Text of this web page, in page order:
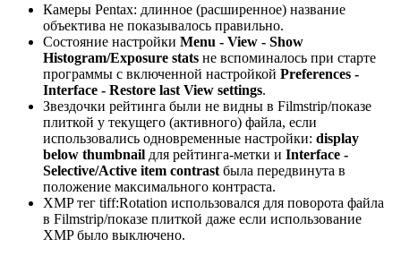
Камеры Pentax: длинное (расширенное) название
объектива не показывалось правильно.
Состояние настройки Menu - View - Show
Histogram/Exposure stats не вспоминалось при старте
программы с включенной настройкой Preferences -
Interface - Restore last View settings.
Звездочки рейтинга были не видны в Filmstrip/показе
плиткой у текущего (активного) файла, если
использовались одновременные настройки: display
below thumbnail для рейтинга-метки и Interface -
Selective/Active item contrast была передвинута в
положение максимального контраста.
XMP тег tiff:Rotation использовался для поворота файла
в Filmstrip/показе плиткой даже если использование
XMP было выключено.